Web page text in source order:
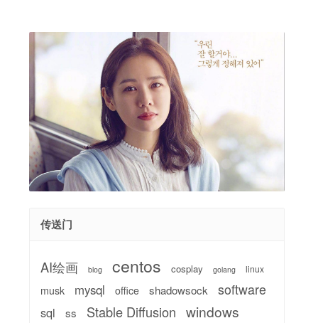
传送门
AI绘画 blog centos cosplay golang linux
musk mysql office shadowsock software
sql ss Stable Diffusion windows